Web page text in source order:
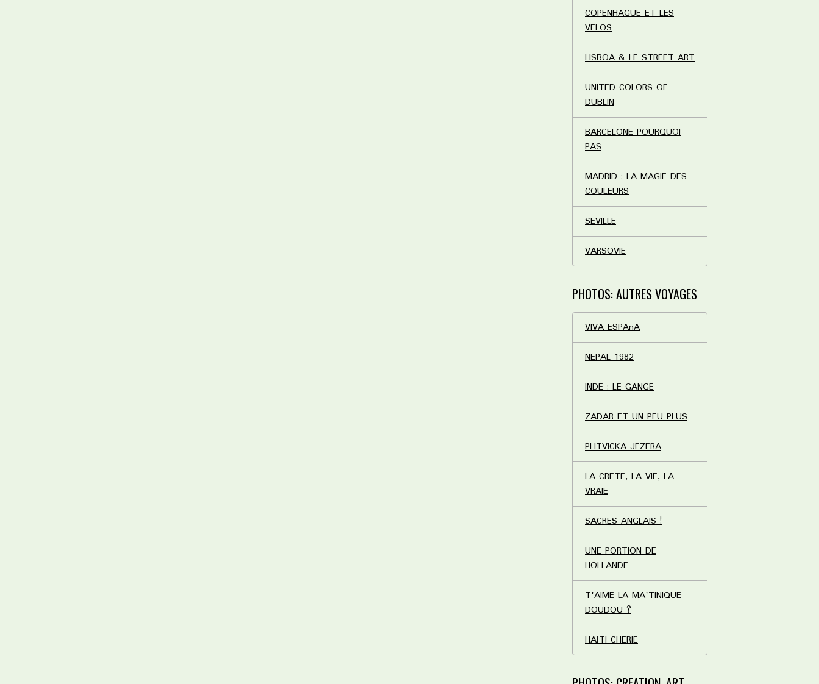
COPENHAGUE ET LES
VELOS
LISBOA & LE STREET ART
UNITED COLORS OF
DUBLIN
BARCELONE POURQUOI
PAS
MADRID : LA MAGIE DES
COULEURS
SEVILLE
VARSOVIE
PHOTOS: AUTRES VOYAGES
VIVA ESPAñA
NEPAL 1982
INDE : LE GANGE
ZADAR ET UN PEU PLUS
PLITVICKA JEZERA
LA CRETE, LA VIE, LA
VRAIE
SACRES ANGLAIS !
UNE PORTION DE
HOLLANDE
T'AIME LA MA'TINIQUE
DOUDOU ?
HAÏTI CHERIE